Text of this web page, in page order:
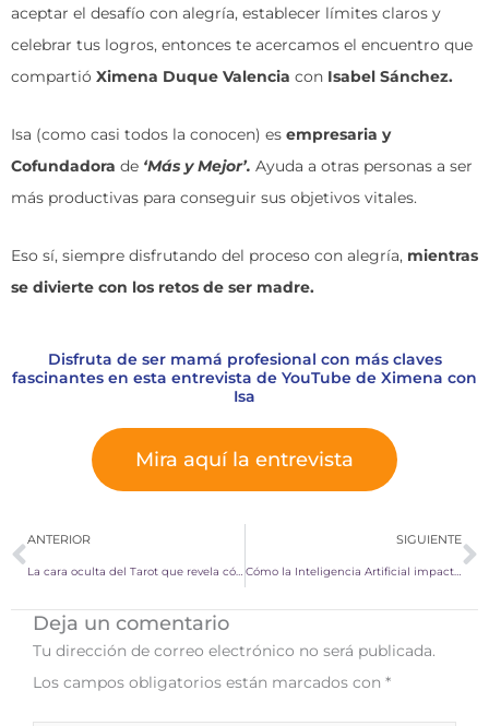
aceptar el desafío con alegría, establecer límites claros y
celebrar tus logros, entonces te acercamos el encuentro que
compartió Ximena Duque Valencia con Isabel Sánchez.
Isa (como casi todos la conocen) es empresaria y
Cofundadora de ‘Más y Mejor’. Ayuda a otras personas a ser
más productivas para conseguir sus objetivos vitales.
Eso sí, siempre disfrutando del proceso con alegría, mientras
se divierte con los retos de ser madre.
Disfruta de ser mamá profesional con más claves
fascinantes en esta entrevista de YouTube de Ximena con
Isa
Mira aquí la entrevista
Ant
ANTERIOR
La cara oculta del Tarot que revela cómo ayudar a la Humanidad
SIGUIENTE
Cómo la Inteligencia Artificial impacta en la salud al analizar por qué nos enfermamos
Deja un comentario
Tu dirección de correo electrónico no será publicada.
Los campos obligatorios están marcados con *